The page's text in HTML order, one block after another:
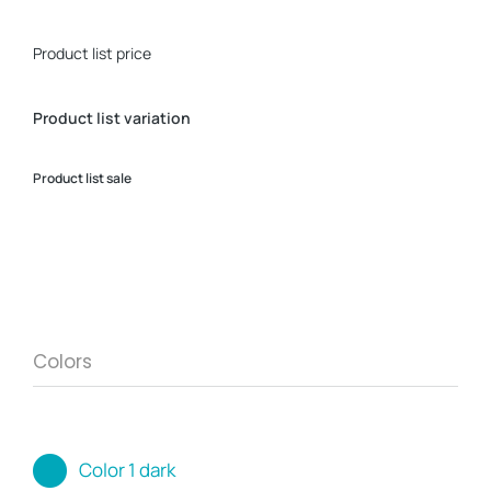
Product list price
Product list variation
Product list sale
Colors
Color 1 dark